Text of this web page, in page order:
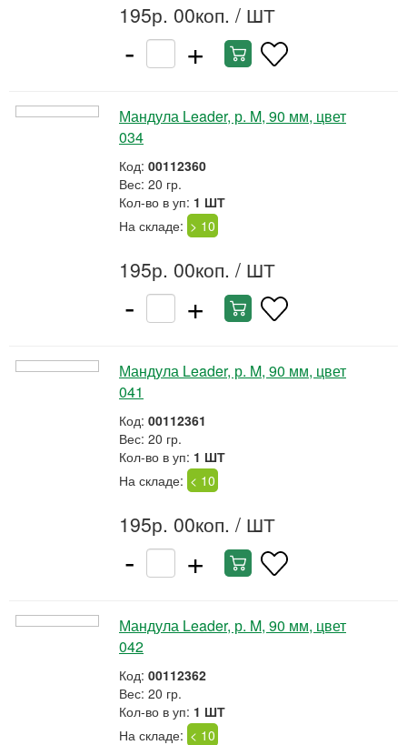
195р. 00коп. / ШТ
- +
Мандула Leader, р. M, 90 мм, цвет
034
Код: 00112360
Вес: 20 гр.
Кол-во в уп: 1 ШТ
На складе: > 10
195р. 00коп. / ШТ
- +
Мандула Leader, р. M, 90 мм, цвет
041
Код: 00112361
Вес: 20 гр.
Кол-во в уп: 1 ШТ
На складе: < 10
195р. 00коп. / ШТ
- +
Мандула Leader, р. M, 90 мм, цвет
042
Код: 00112362
Вес: 20 гр.
Кол-во в уп: 1 ШТ
На складе: < 10